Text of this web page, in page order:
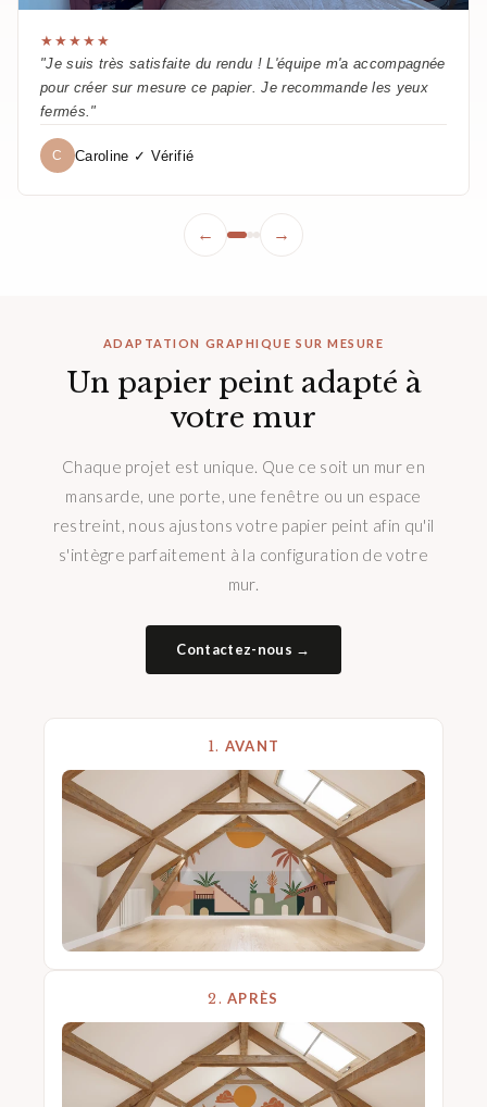
★★★★★
"Je suis très satisfaite du rendu ! L'équipe m'a accompagnée
pour créer sur mesure ce papier. Je recommande les yeux
fermés."
C Caroline ✓ Vérifié
← →
ADAPTATION GRAPHIQUE SUR MESURE
Un papier peint adapté à
votre mur
Chaque projet est unique. Que ce soit un mur en
mansarde, une porte, une fenêtre ou un espace
restreint, nous ajustons votre papier peint afin qu'il
s'intègre parfaitement à la configuration de votre
mur.
Contactez-nous →
1. AVANT
2. APRÈS